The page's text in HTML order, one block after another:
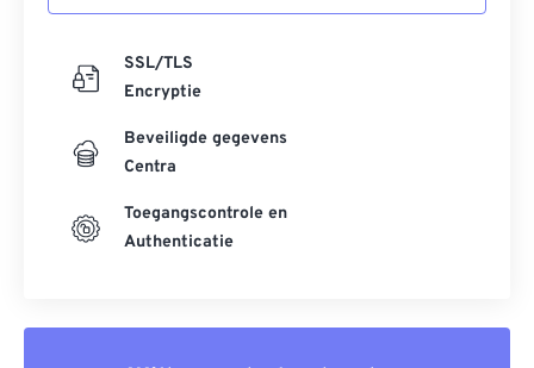
SSL/TLS
Encryptie
Beveiligde gegevens
Centra
Toegangscontrole en
Authenticatie